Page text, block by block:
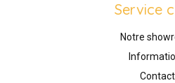
Service
Notre
Contact